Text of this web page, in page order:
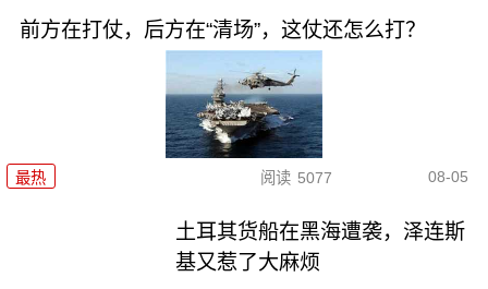
前方在打仗，后方在“清场”，这仗还怎么打？
最热 阅读 5077 08-05
土耳其货船在黑海遭袭，泽连斯
基又惹了大麻烦